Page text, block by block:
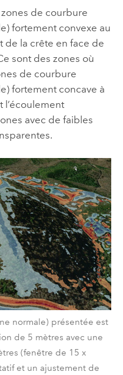
zones de courbure
fortement convexe au
de la crête en face de
sont des zones où
de courbure
fortement concave à
l’écoulement
avec de faibles
normale) présentée est
de 5 mètres avec une
(fenêtre de 15 x
et un ajustement de